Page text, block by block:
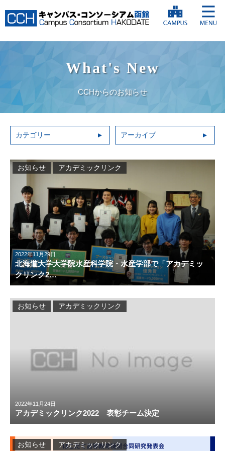
What's New
CCHからのお知らせ
カテゴリー アーカイブ
2022年11月29日
北海道大学大学院水産科学院・水産学部で「アカデミッ
クリンク2…
お知らせ アカデミックリンク
2022年11月24日
アカデミックリンク2022 表彰チーム決定
お知らせ アカデミックリンク
お知らせ アカデミックリンク